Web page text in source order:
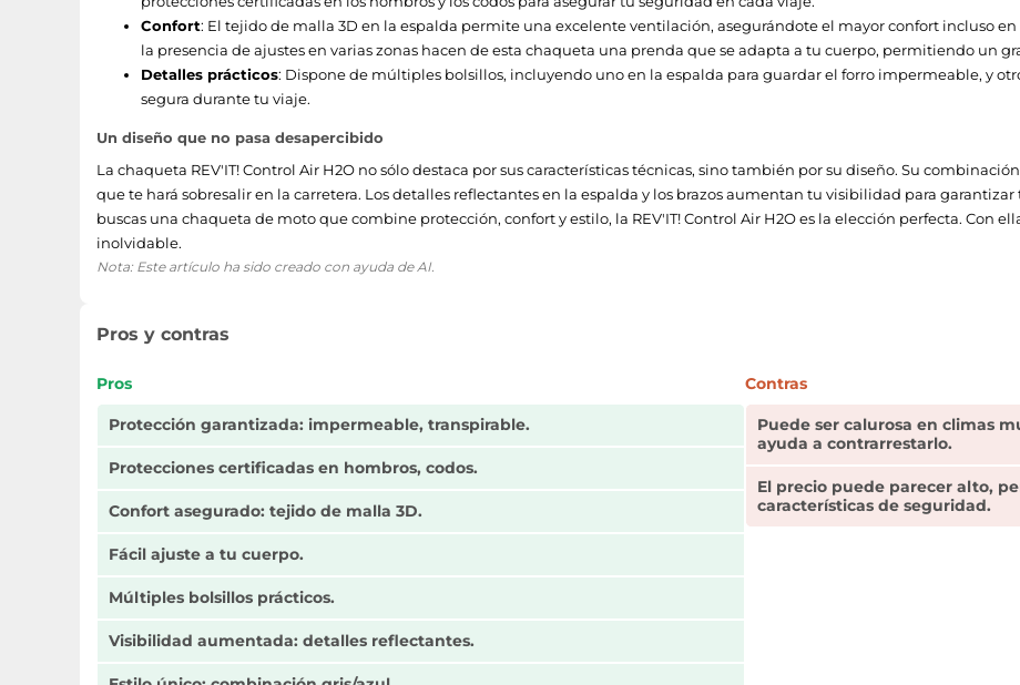
Confort: El tejido de malla 3D en la espalda permite una excelente ventilación, asegurándote el mayor confort incluso en
la presencia de ajustes en varias zonas hacen de esta chaqueta una prenda que se adapta a tu cuerpo, permitiendo un
Detalles prácticos: Dispone de múltiples bolsillos, incluyendo uno en la espalda para guardar el forro impermeable, y
segura durante tu viaje.
Un diseño que no pasa desapercibido
La chaqueta REV'IT! Control Air H2O no sólo destaca por sus características técnicas, sino también por su diseño. Su
que te hará sobresalir en la carretera. Los detalles reflectantes en la espalda y los brazos aumentan tu visibilidad para
buscas una chaqueta de moto que combine protección, confort y estilo, la REV'IT! Control Air H2O es la elección perfecta. Con
inolvidable.
Nota: Este artículo ha sido creado con ayuda de AI.
Pros y contras
Pros
Protección garantizada: impermeable, transpirable.
Protecciones certificadas en hombros, codos.
Confort asegurado: tejido de malla 3D.
Fácil ajuste a tu cuerpo.
Múltiples bolsillos prácticos.
Visibilidad aumentada: detalles reflectantes.
Contras
Puede ser calurosa en climas
ayuda a contrarrestarlo.
El precio puede parecer alto,
características de seguridad.